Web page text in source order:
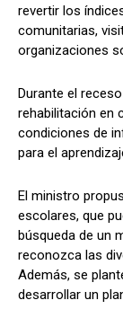
revertir los
comunitarias,
organizaciones
Durante el
rehabilitación en
condiciones de
para el
El ministro
escolares, que
búsqueda de un
reconozca las
Además, se
desarrollar un